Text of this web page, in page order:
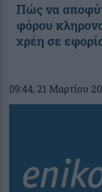
Πώς να
φόρου
χρέη σε
09:44, 21 Μαρτίου